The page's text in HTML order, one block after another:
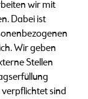
wir mit
Dabei ist
Wir geben
Stellen
sind